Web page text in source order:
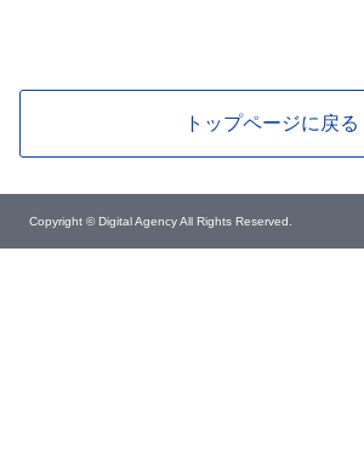
トップページに戻る
Copyright © Digital Agency All Rights Reserved.